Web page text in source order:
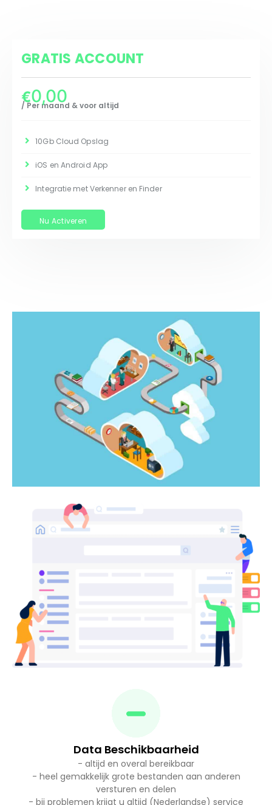
GRATIS ACCOUNT
€0,00
/ Per maand & voor altijd
10Gb Cloud Opslag
iOS en Android App
Integratie met Verkenner en Finder
Nu Activeren
Data Beschikbaarheid
- altijd en overal bereikbaar
- heel gemakkelijk grote bestanden aan anderen
versturen en delen
- bij problemen krijgt u altijd (Nederlandse) service